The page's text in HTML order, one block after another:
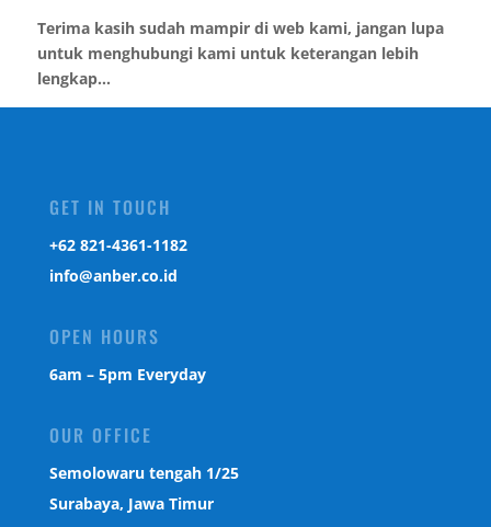
Terima kasih sudah mampir di web kami, jangan lupa
untuk menghubungi kami untuk keterangan lebih
lengkap...
GET IN TOUCH
‎+62 821-4361-1182
info@anber.co.id
OPEN HOURS
6am – 5pm Everyday
OUR OFFICE
Semolowaru tengah 1/25
Surabaya, Jawa Timur